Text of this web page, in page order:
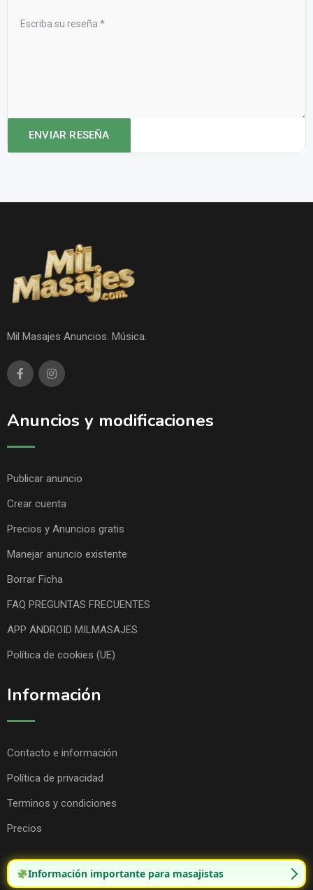
Mil Masajes Anuncios. Música.
Anuncios y modificaciones
Publicar anuncio
Crear cuenta
Precios y Anuncios gratis
Manejar anuncio existente
Borrar Ficha
FAQ PREGUNTAS FRECUENTES
APP ANDROID MILMASAJES
Política de cookies (UE)
Información
Contacto e información
Política de privacidad
Terminos y condiciones
Precios
Información importante para masajistas